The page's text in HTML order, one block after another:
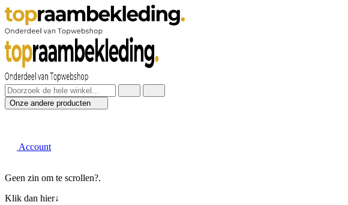
Onze andere producten
Account
Geen zin om te scrollen?.
Klik dan hier↓